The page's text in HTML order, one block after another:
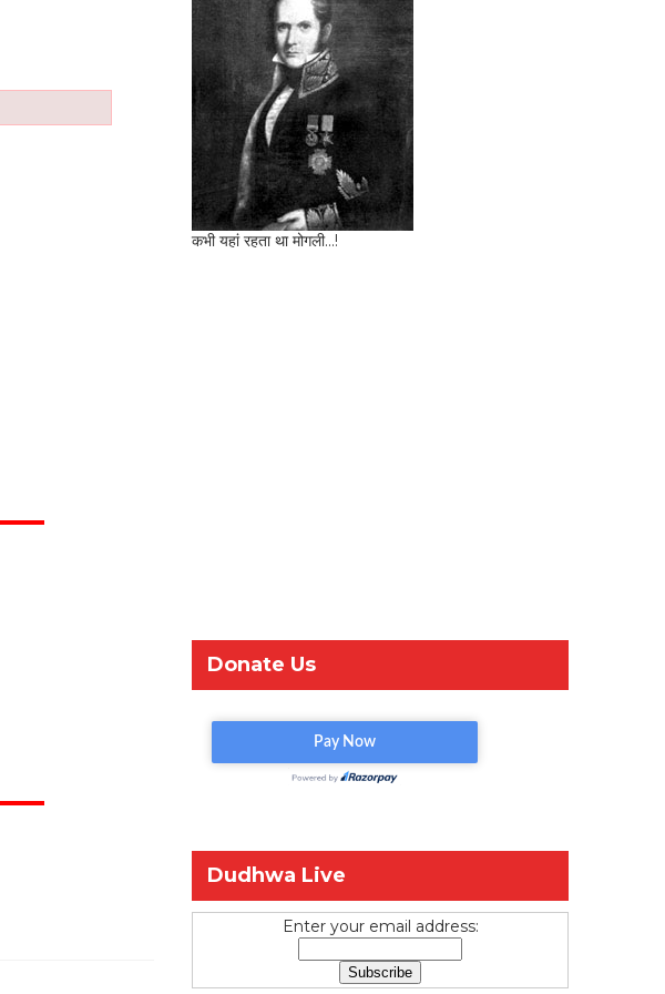
कभी यहां रहता था मोगली...!
Donate Us
Dudhwa Live
Enter your email address: